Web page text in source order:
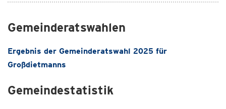
Gemeinderatswahlen
Ergebnis der Gemeinderatswahl 2025 für
Großdietmanns
Gemeindestatistik